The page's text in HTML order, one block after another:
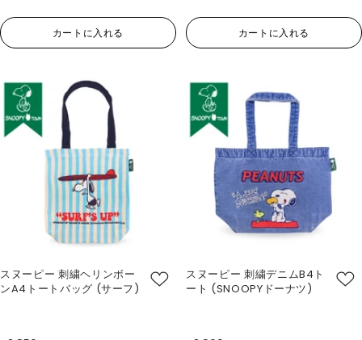
カートに入れる カートに入れる
スヌーピー 刺繍ヘリンボー
ンA4トートバッグ (サーフ)
スヌーピー 刺繍デニムB4ト
ート (SNOOPYドーナツ)